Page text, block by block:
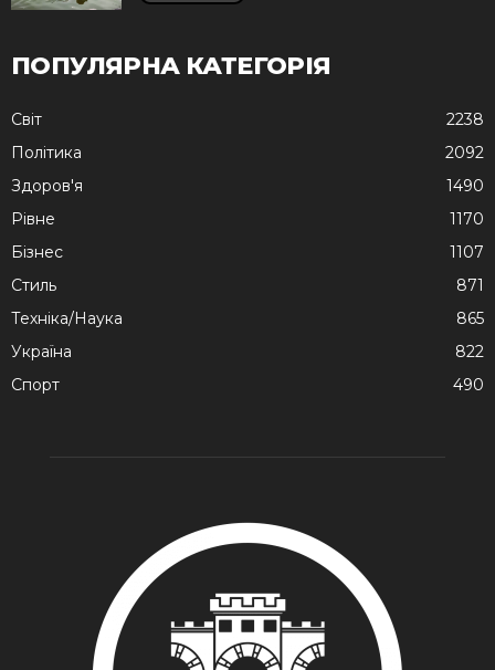
ПОПУЛЯРНА КАТЕГОРІЯ
Cвіт
2238
Політика
2092
Здоров'я
1490
Рівне
1170
Бізнес
1107
Стиль
871
Техніка/Наука
865
Україна
822
Спорт
490